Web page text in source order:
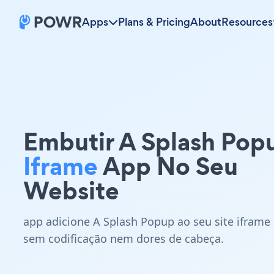
Apps Plans & PricingAboutResources
Embutir A Splash
IframeApp No Seu
Website
app adicione A Splash Popup ao seu site iframe
sem codificação nem dores de cabeça.